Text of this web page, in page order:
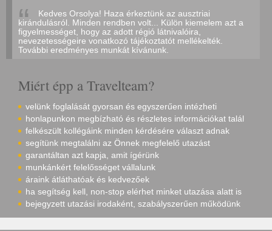
Kedves Orsolya! Haza érkeztünk az ausztriai
kirándulásról. Minden rendben volt... Külön kiemelem azt a
figyelmességet, hogy az adott régió látnivalóira,
nevezetességeire vonatkozó tájékoztatót mellékelték.
További eredményes munkát kívánunk.
Miért épp a Travelteam?
velünk foglalását gyorsan és egyszerűen intézheti
honlapunkon megbízható és részletes információkat talál
felkészült kollégáink minden kérdésére választ adnak
segítünk megtalálni az Önnek megfelelő utazást
garantáltan azt kapja, amit ígérünk
munkánkért felelősséget vállalunk
áraink átláthatóak és kedvezőek
ha segítség kell, non-stop elérhet minket utazása alatt is
bejegyzett utazási irodaként, szabályszerűen működünk